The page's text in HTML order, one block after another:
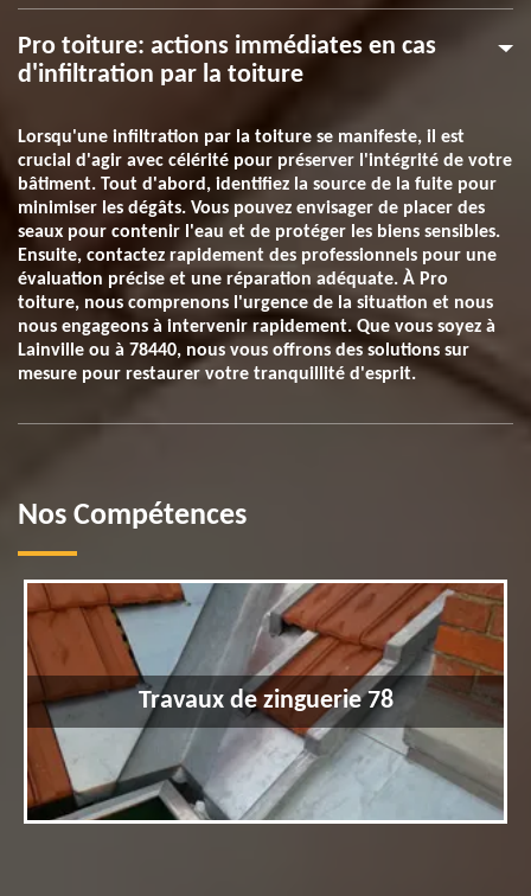
Pro toiture: actions immédiates en cas
d'infiltration par la toiture
Lorsqu'une infiltration par la toiture se manifeste, il est
crucial d'agir avec célérité pour préserver l'intégrité de votre
bâtiment. Tout d'abord, identifiez la source de la fuite pour
minimiser les dégâts. Vous pouvez envisager de placer des
seaux pour contenir l'eau et de protéger les biens sensibles.
Ensuite, contactez rapidement des professionnels pour une
évaluation précise et une réparation adéquate. À Pro
toiture, nous comprenons l'urgence de la situation et nous
nous engageons à intervenir rapidement. Que vous soyez à
Lainville ou à 78440, nous vous offrons des solutions sur
mesure pour restaurer votre tranquillité d'esprit.
Nos Compétences
Travaux de zinguerie 78